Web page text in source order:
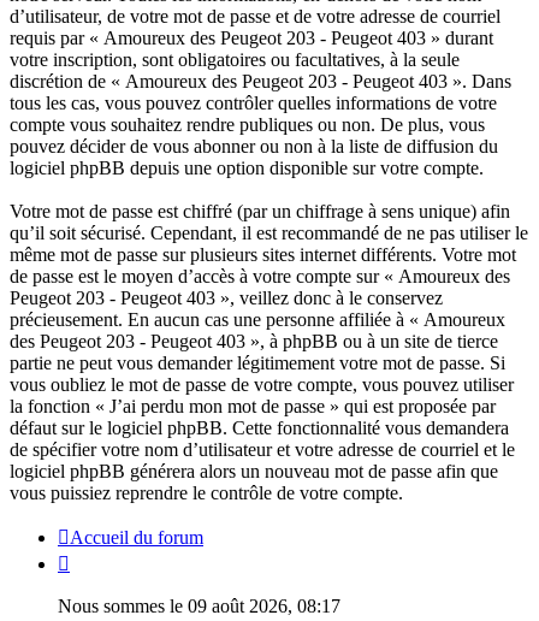
d’utilisateur, de votre mot de passe et de votre adresse de courriel
requis par « Amoureux des Peugeot 203 - Peugeot 403 » durant
votre inscription, sont obligatoires ou facultatives, à la seule
discrétion de « Amoureux des Peugeot 203 - Peugeot 403 ». Dans
tous les cas, vous pouvez contrôler quelles informations de votre
compte vous souhaitez rendre publiques ou non. De plus, vous
pouvez décider de vous abonner ou non à la liste de diffusion du
logiciel phpBB depuis une option disponible sur votre compte.
Votre mot de passe est chiffré (par un chiffrage à sens unique) afin
qu’il soit sécurisé. Cependant, il est recommandé de ne pas utiliser le
même mot de passe sur plusieurs sites internet différents. Votre mot
de passe est le moyen d’accès à votre compte sur « Amoureux des
Peugeot 203 - Peugeot 403 », veillez donc à le conservez
précieusement. En aucun cas une personne affiliée à « Amoureux
des Peugeot 203 - Peugeot 403 », à phpBB ou à un site de tierce
partie ne peut vous demander légitimement votre mot de passe. Si
vous oubliez le mot de passe de votre compte, vous pouvez utiliser
la fonction « J’ai perdu mon mot de passe » qui est proposée par
défaut sur le logiciel phpBB. Cette fonctionnalité vous demandera
de spécifier votre nom d’utilisateur et votre adresse de courriel et le
logiciel phpBB générera alors un nouveau mot de passe afin que
vous puissiez reprendre le contrôle de votre compte.
Accueil du forum
Nous sommes le 09 août 2026, 08:17